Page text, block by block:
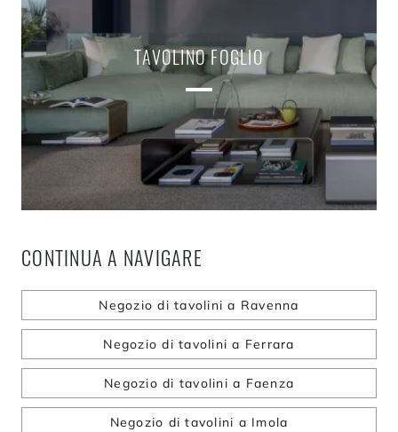
TAVOLINO FOGLIO
CONTINUA A NAVIGARE
Negozio di tavolini a Ravenna
Negozio di tavolini a Ferrara
Negozio di tavolini a Faenza
Negozio di tavolini a Imola